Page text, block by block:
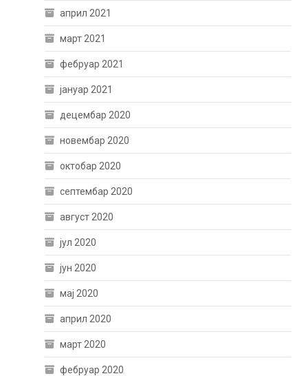
април 2021
март 2021
фебруар 2021
јануар 2021
децембар 2020
новембар 2020
октобар 2020
септембар 2020
август 2020
јул 2020
јун 2020
мај 2020
април 2020
март 2020
фебруар 2020